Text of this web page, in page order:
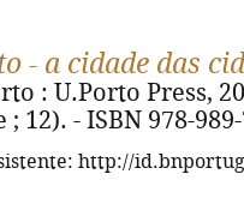
- a cidade das
: U.Porto Press,
; 12). - ISBN 978-
http://